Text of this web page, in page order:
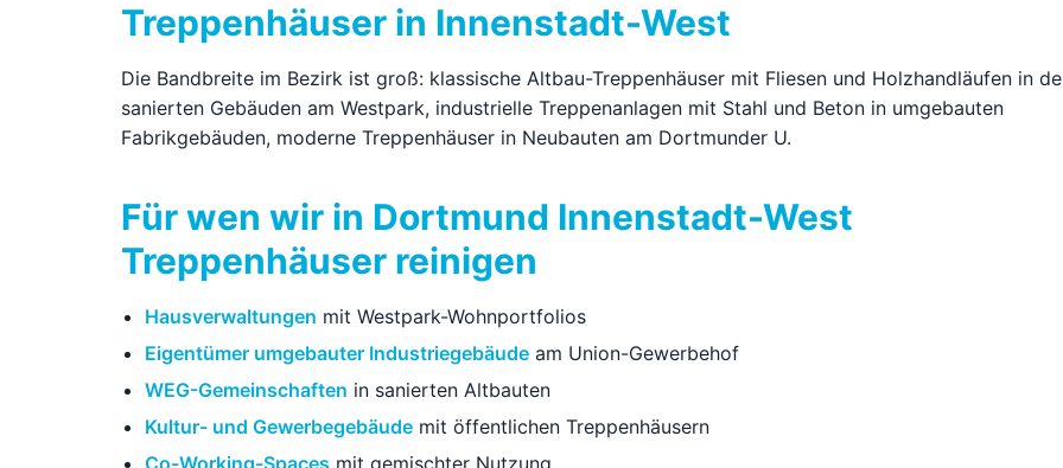
Treppenhäuser in Innenstadt-West
Die Bandbreite im Bezirk ist groß: klassische Altbau-Treppenhäuser mit Fliesen und Holzhandläufen in
sanierten Gebäuden am Westpark, industrielle Treppenanlagen mit Stahl und Beton in umgebauten
Fabrikgebäuden, moderne Treppenhäuser in Neubauten am Dortmunder U.
Für wen wir in Dortmund Innenstadt-West
Treppenhäuser reinigen
Hausverwaltungen mit Westpark-Wohnportfolios
Eigentümer umgebauter Industriegebäude am Union-Gewerbehof
WEG-Gemeinschaften in sanierten Altbauten
Kultur- und Gewerbegebäude mit öffentlichen Treppenhäusern
Co-Working-Spaces mit gemischter Nutzung